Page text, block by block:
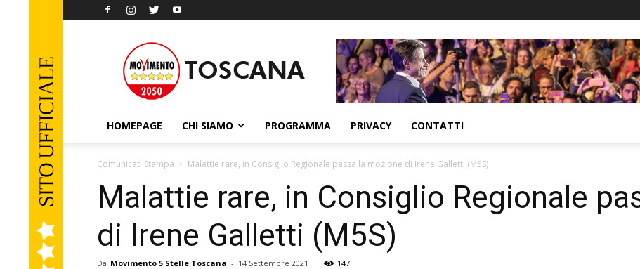
Movimento
5
Stelle
Toscana
HOMEPAGE CHI SIAMO PROGRAMMA PRIVACY CONTATTI
Comunicati Stampa Malattie rare, in Consiglio Regionale passa la mozione di Irene Galletti (M5S)
Malattie rare, in Consiglio Regionale
di Irene Galletti (M5S)
Da Movimento 5 Stelle Toscana - 14 Settembre 2021 147